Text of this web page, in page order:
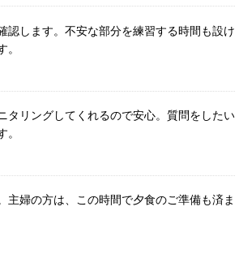
認します。不安な部分を練習する時間も設け
タリングしてくれるので安心。質問をしたい
婦の方は、この時間で夕食のご準備も済ま